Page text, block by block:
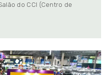
do CCI (Centro de